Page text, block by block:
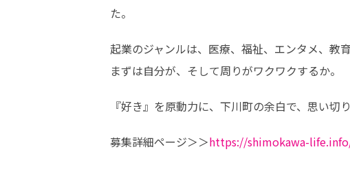
た。
起業のジャンルは、医療、福祉、エンタメ、教
まずは自分が、そして周りがワクワクするか。
『好き』を原動力に、下川町の余白で、思い切
募集詳細ページ＞＞https://shimokawa-